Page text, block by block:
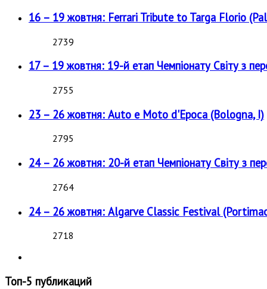
16 – 19 жовтня: Ferrari Tribute to Targa Florio
2739
17 – 19 жовтня: 19-й етап Чемпіонату Світу з
2755
23 – 26 жовтня: Auto e Moto d'Epoca (Bologna, I)
2795
24 – 26 жовтня: 20-й етап Чемпіонату Світу з
2764
24 – 26 жовтня: Algarve Classic Festival
2718
Топ-5 публикаций